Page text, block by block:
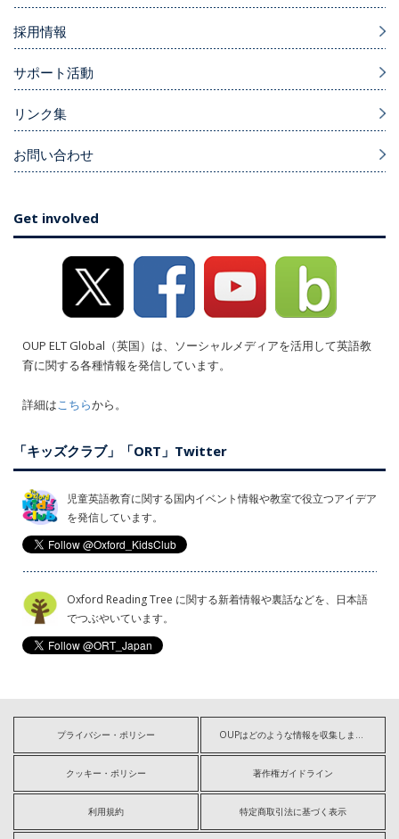
採用情報
サポート活動
リンク集
お問い合わせ
Get involved
OUP ELT Global（英国）は、ソーシャルメディアを活用して英語教
育に関する各種情報を発信しています。
詳細はこちらから。
「キッズクラブ」「ORT」Twitter
児童英語教育に関する国内イベント情報や教室で役立つアイデア
を発信しています。
Oxford Reading Tree に関する新着情報や裏話などを、日本語
でつぶやいています。
プライバシー・ポリシー OUPはどのような情報を収集しますか?
クッキー・ポリシー 著作権ガイドライン
利用規約 特定商取引法に基づく表示